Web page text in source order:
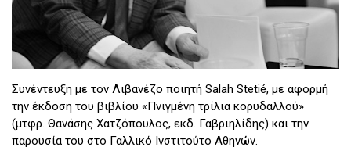
Συνέντευξη με τον Λιβανέζο ποιητή Salah Stetié, με αφορμή
την έκδοση του βιβλίου «Πνιγμένη τρίλια κορυδαλλού»
(μτφρ. Θανάσης Χατζόπουλος, εκδ. Γαβριηλίδης) και την
παρουσία του στο Γαλλικό Ινστιτούτο Αθηνών.